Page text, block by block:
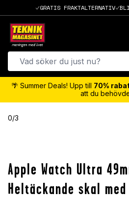
GRATIS FRAKTALTERNATIV
🌴 Summer Deals! Upp till 70%
att du
0/3
Apple Watch Ultra
Heltäckande skal